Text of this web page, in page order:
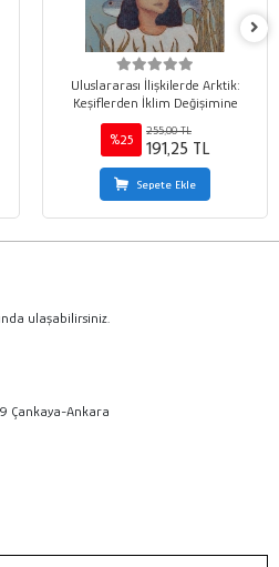
Uluslararası İlişkilerde Arktik:
Keşiflerden İklim Değişimine
%25
255,00 TL
191,25 TL
Sepete Ekle
ulaşabilirsiniz.
Çankaya-Ankara